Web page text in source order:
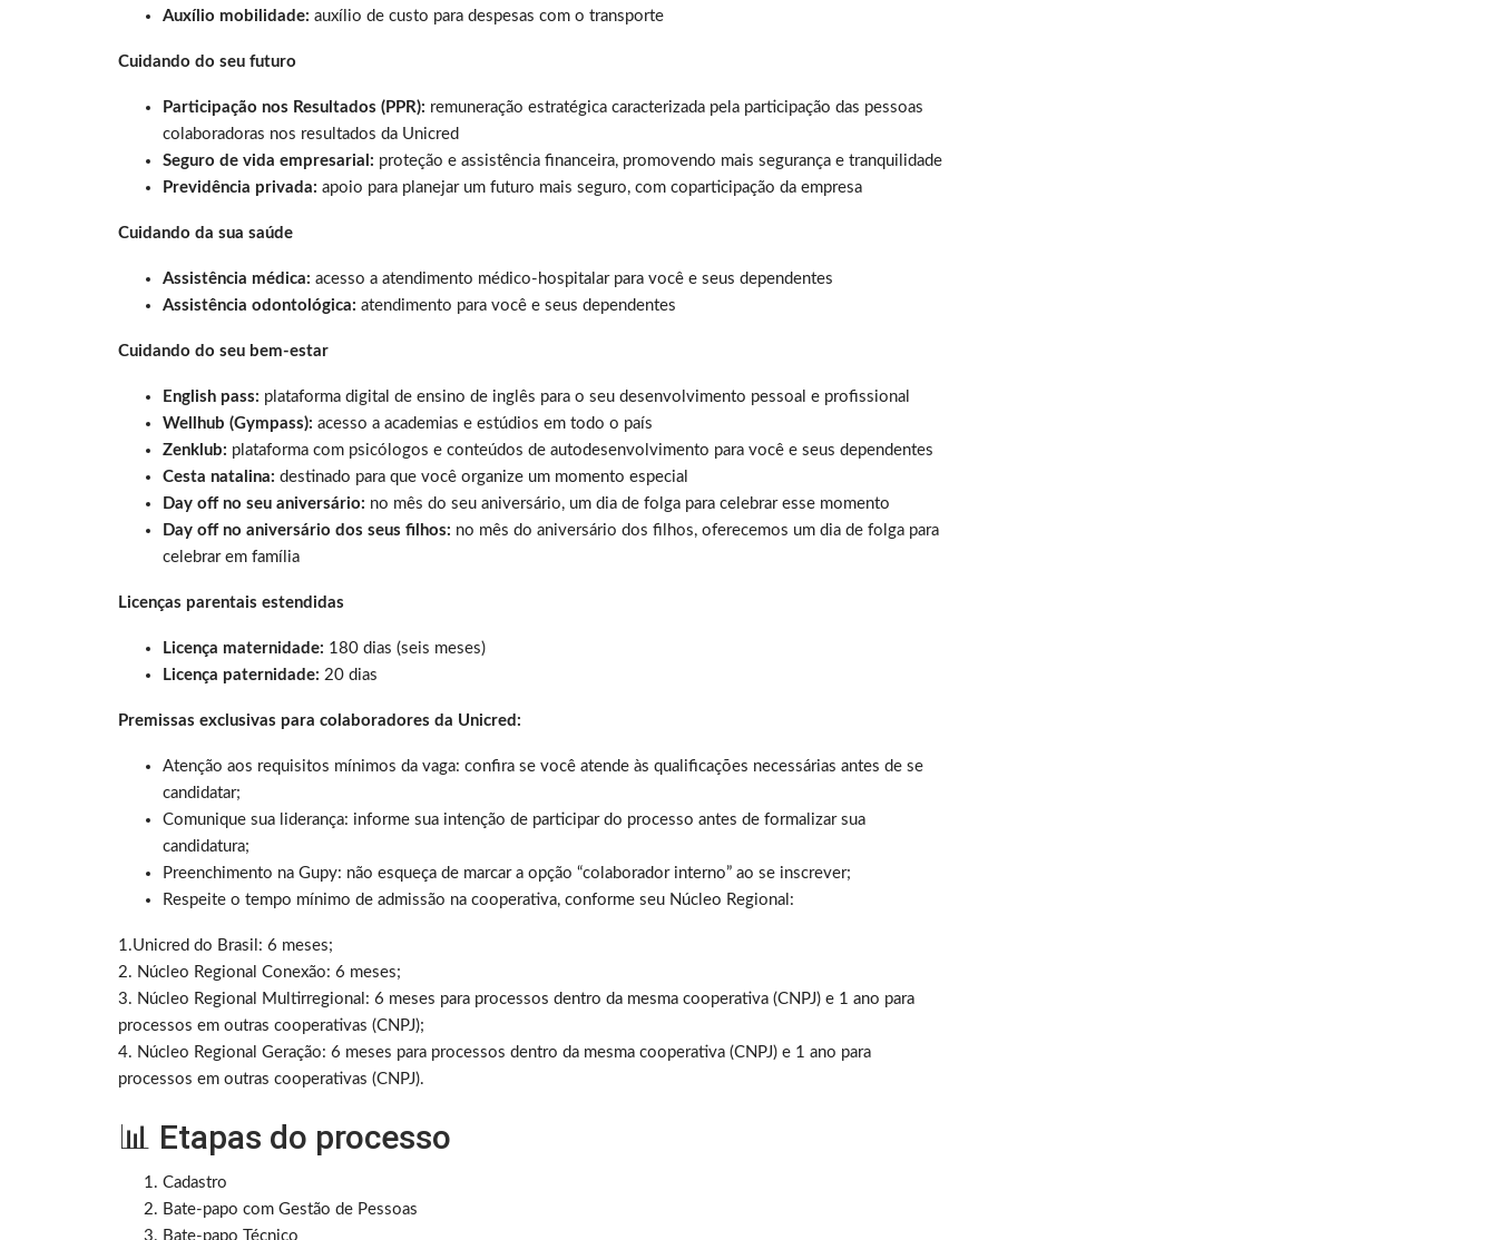
Auxílio mobilidade: auxílio de custo para despesas com o transporte
Cuidando do seu futuro
Participação nos Resultados (PPR): remuneração estratégica caracterizada pela participação das pessoas
colaboradoras nos resultados da Unicred
Seguro de vida empresarial: proteção e assistência financeira, promovendo mais segurança e tranquilidade
Previdência privada: apoio para planejar um futuro mais seguro, com coparticipação da empresa
Cuidando da sua saúde
Assistência médica: acesso a atendimento médico-hospitalar para você e seus dependentes
Assistência odontológica: atendimento para você e seus dependentes
Cuidando do seu bem-estar
English pass: plataforma digital de ensino de inglês para o seu desenvolvimento pessoal e profissional
Wellhub (Gympass): acesso a academias e estúdios em todo o país
Zenklub: plataforma com psicólogos e conteúdos de autodesenvolvimento para você e seus dependentes
Cesta natalina: destinado para que você organize um momento especial
Day off no seu aniversário: no mês do seu aniversário, um dia de folga para celebrar esse momento
Day off no aniversário dos seus filhos: no mês do aniversário dos filhos, oferecemos um dia de folga para
celebrar em família
Licenças parentais estendidas
Licença maternidade: 180 dias (seis meses)
Licença paternidade: 20 dias
Premissas exclusivas para colaboradores da Unicred:
Atenção aos requisitos mínimos da vaga: confira se você atende às qualificações necessárias antes de se
candidatar;
Comunique sua liderança: informe sua intenção de participar do processo antes de formalizar sua
candidatura;
Preenchimento na Gupy: não esqueça de marcar a opção “colaborador interno” ao se inscrever;
Respeite o tempo mínimo de admissão na cooperativa, conforme seu Núcleo Regional:
1.Unicred do Brasil: 6 meses;
2. Núcleo Regional Conexão: 6 meses;
3. Núcleo Regional Multirregional: 6 meses para processos dentro da mesma cooperativa (CNPJ) e 1 ano para
processos em outras cooperativas (CNPJ);
4. Núcleo Regional Geração: 6 meses para processos dentro da mesma cooperativa (CNPJ) e 1 ano para
processos em outras cooperativas (CNPJ).
📊 Etapas do processo
Cadastro
Bate-papo com Gestão de Pessoas
Bate-papo Técnico